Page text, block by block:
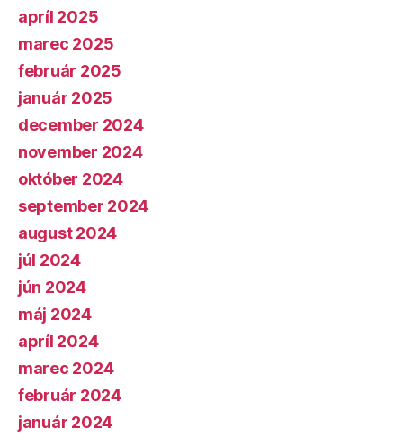
apríl 2025
marec 2025
február 2025
január 2025
december 2024
november 2024
október 2024
september 2024
august 2024
júl 2024
jún 2024
máj 2024
apríl 2024
marec 2024
február 2024
január 2024